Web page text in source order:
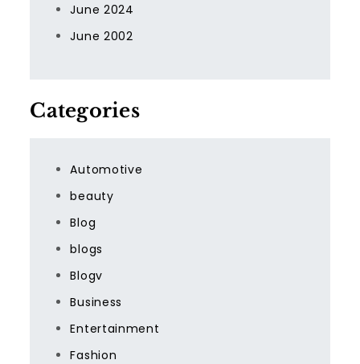
June 2024
June 2002
Categories
Automotive
beauty
Blog
blogs
Blogv
Business
Entertainment
Fashion